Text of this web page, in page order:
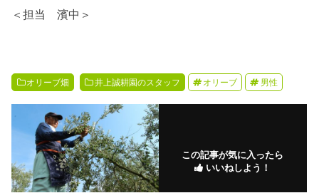
＜担当 濱中＞
オリーブ畑 井上誠耕園のスタッフ オリーブ 男性
この記事が気に入ったら
いいねしよう！